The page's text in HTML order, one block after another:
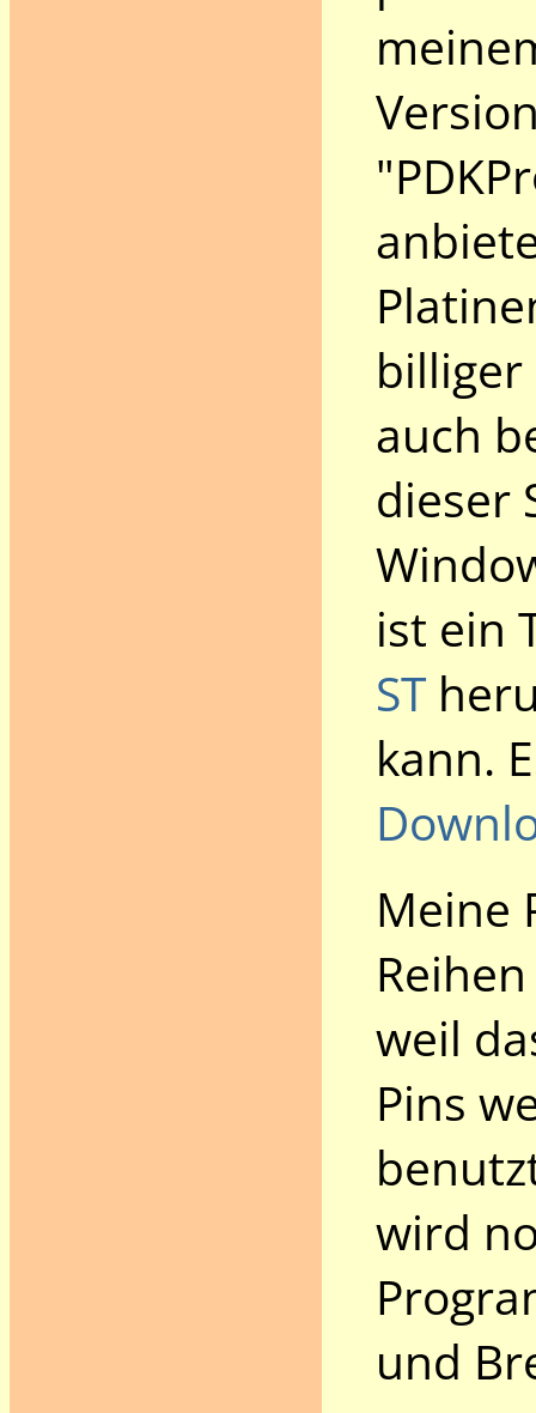
billiger
auch
dieser
ist ein
ST
kann.
Meine
weil
Pins
wird
und